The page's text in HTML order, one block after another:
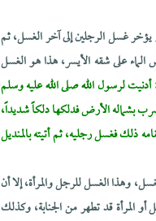
يؤخر غسل الرجلين إلى آخر الغسل، ثم
على شقه الأيسر، هذا هو الغسل
أدنيت لرسول الله صلى الله عليه وسلم
بشماله الأرض فدلكها دلكاً شديداً،
فغسل رجليه، ثم أتيته بالمنديل
وهذا الغسل للرجل والمرأة، إلا أن
المرأة قد تطهر من الجنابة، وكذلك